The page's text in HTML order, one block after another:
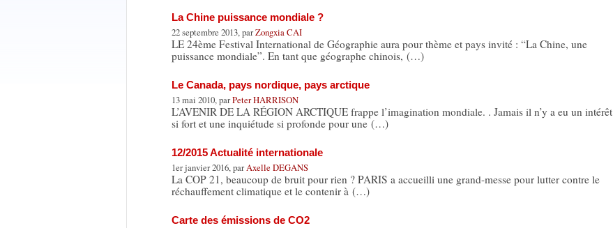
La Chine puissance mondiale ?
22 septembre 2013, parZongxia CAI
LE 24ème Festival International de Géographie aura pour thème et pays invité : “La Chine, une
puissance mondiale”. En tant que géographe chinois, (…)
Le Canada, pays nordique, pays arctique
13 mai 2010, parPeter HARRISON
L’AVENIR DE LA RÉGION ARCTIQUE frappe l’imagination mondiale. . Jamais il n’y a eu un intérêt
si fort et une inquiétude si profonde pour une (…)
12/2015 Actualité internationale
1er janvier 2016, parAxelle DEGANS
La COP 21, beaucoup de bruit pour rien ? PARIS a accueilli une grand-messe pour lutter contre le
réchauffement climatique et le contenir à (…)
Carte des émissions de CO2